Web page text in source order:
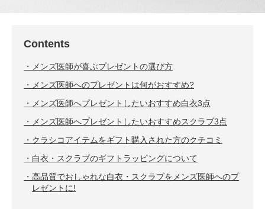
Contents
メンズ医師が喜ぶプレゼントの選び方
メンズ医師へのプレゼントは何がおすすめ?
メンズ医師へプレゼントしたいおすすめ白衣3点
メンズ医師へプレゼントしたいおすすめスクラブ3点
クラシコアイテムをギフト購入された方のクチコミ
白衣・スクラブのギフトラッピングについて
高品質でおしゃれな白衣・スクラブをメンズ医師へのプ
レゼントに!